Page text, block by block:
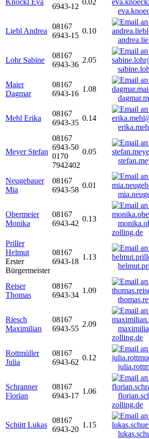
Knöckl Eva
6943-12
0.02
Liebl Andrea
08167
6943-15
0.10
Lohr Sabine
08167
6943-36
2.05
Maier
Dagmar
08167
6943-16
1.08
Mehl Erika
08167
6943-35
0.14
Meyer Stefan
08167
6943-50
0170
7942402
0.05
Neugebauer
Mia
08167
6943-58
0.01
Obermeier
Monika
08167
6943-42
0.13
zolling.de
Priller
Helmut
Erster
Bürgermeister
08167
6943-18
1.13
Reiser
Thomas
08167
6943-34
1.09
Riesch
Maximilian
08167
6943-55
2.09
zolling.de
Rottmüller
Julia
08167
6943-62
0.12
Schranner
Florian
08167
6943-17
1.06
zolling.de
Schütt Lukas
08167
6943-20
1.15